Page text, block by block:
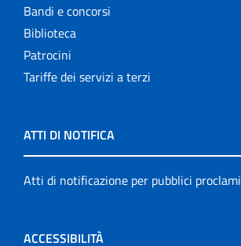
Bandi e concorsi
Biblioteca
Patrocini
Tariffe dei servizi a terzi
ATTI DI NOTIFICA
Atti di notificazione per pubblici proclami
ACCESSIBILITÀ